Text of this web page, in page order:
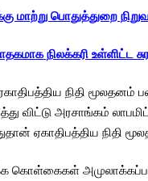
மாற்று பொதுத்துறை
நிலக்கரி
நிதி
விட்டு அரசாங்கம்
ஏகாதிபத்திய நிதி
கொள்கைகள்